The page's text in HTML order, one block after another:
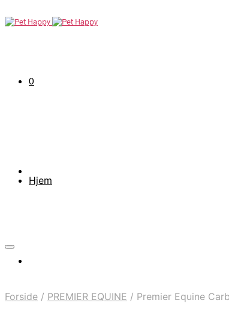
0
Hjem
Forside / PREMIER EQUINE / Premier Equine